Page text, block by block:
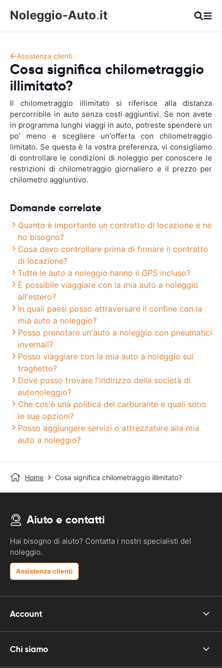
Noleggio-Auto.it
Assistenza clienti
Cosa significa chilometraggio
illimitato?
Il chilometraggio illimitato si riferisce alla distanza
percorribile in auto senza costi aggiuntivi. Se non avete
in programma lunghi viaggi in auto, potreste spendere un
po' meno e scegliere un'offerta con chilometraggio
limitato. Se questa è la vostra preferenza, vi consigliamo
di controllare le condizioni di noleggio per conoscere le
restrizioni di chilometraggio giornaliero e il prezzo per
chilometro aggiuntivo.
Domande correlate
Quanto è importante un contratto di locazione e ne
ho bisogno?
Cosa devo controllare prima di firmare il contratto
di locazione?
Tutte le auto a noleggio hanno il GPS incluso?
È possibile viaggiare con la mia auto a noleggio
all'estero?
In quali paesi posso attraversare il confine con la
mia auto a noleggio?
Posso prenotare un'auto a noleggio con pneumatici
invernali?
Posso viaggiare con la mia auto a noleggio sul
traghetto?
Dove posso trovare l'indirizzo della società di
autonoleggio?
Che cos'è una politica del carburante e quali sono
le sue opzioni?
Posso aggiungere servizi o attrezzature alla mia
auto a noleggio?
Home Cosa significa chilometraggio illimitato?
Aiuto e contatti
Hai bisogno di aiuto? Contatta i nostri specialisti del
noleggio.
Assistenza clienti
Account
Chi siamo